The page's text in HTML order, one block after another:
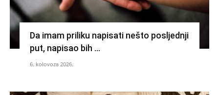
Da imam priliku napisati nešto posljednji
put, napisao bih …
6. kolovoza 2026.